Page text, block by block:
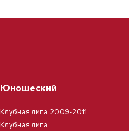
Юношеский
Клубная лига 2009-2011
Клубная лига